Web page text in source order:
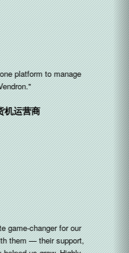
Respond fast 😉"
售卖机运营商
05
your speed"